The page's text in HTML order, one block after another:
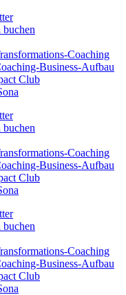
buchen
Coaching
Business-Aufbau
Club
buchen
Coaching
Business-Aufbau
Club
buchen
Coaching
Business-Aufbau
Club